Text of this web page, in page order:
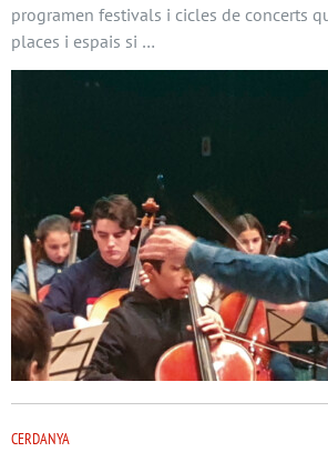
programen festivals i cicles de concerts
places i espais si …
CERDANYA